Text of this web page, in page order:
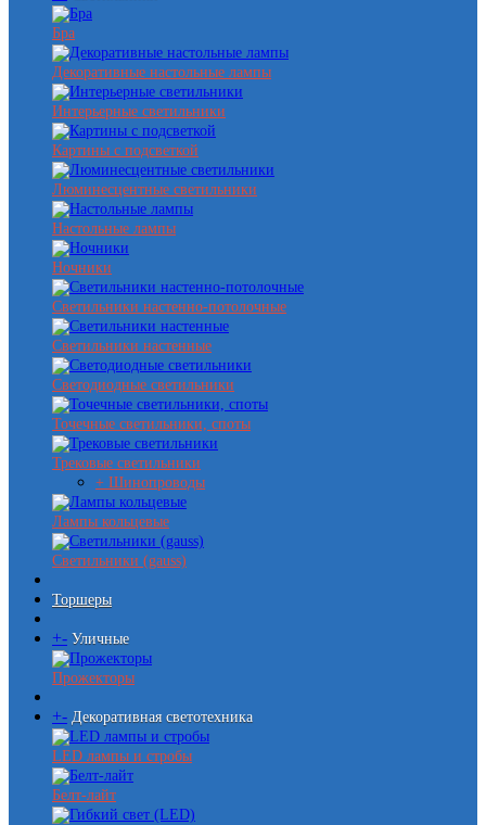
Бра
Декоративные настольные лампы
Интерьерные светильники
Картины с подсветкой
Люминесцентные светильники
Настольные лампы
Ночники
Светильники настенно-потолочные
Светильники настенные
Светодиодные светильники
Точечные светильники, споты
Трековые светильники
+ Шинопроводы
Лампы кольцевые
Светильники (gauss)
Торшеры
+- Уличные
Прожекторы
+- Декоративная светотехника
LED лампы и стробы
Белт-лайт